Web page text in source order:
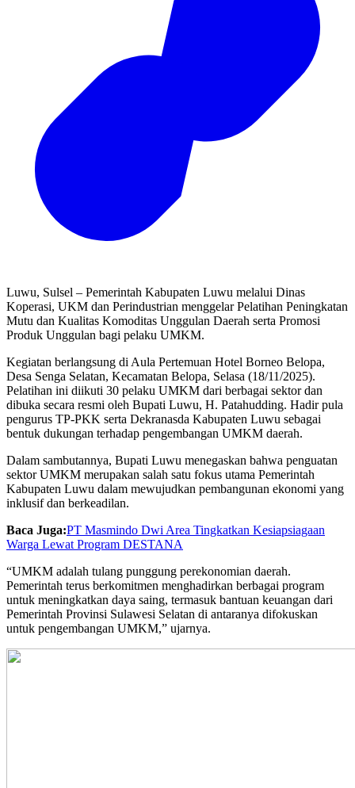
Luwu, Sulsel – Pemerintah Kabupaten Luwu melalui Dinas
Koperasi, UKM dan Perindustrian menggelar Pelatihan Peningkatan
Mutu dan Kualitas Komoditas Unggulan Daerah serta Promosi
Produk Unggulan bagi pelaku UMKM.
Kegiatan berlangsung di Aula Pertemuan Hotel Borneo Belopa,
Desa Senga Selatan, Kecamatan Belopa, Selasa (18/11/2025).
Pelatihan ini diikuti 30 pelaku UMKM dari berbagai sektor dan
dibuka secara resmi oleh Bupati Luwu, H. Patahudding. Hadir pula
pengurus TP-PKK serta Dekranasda Kabupaten Luwu sebagai
bentuk dukungan terhadap pengembangan UMKM daerah.
Dalam sambutannya, Bupati Luwu menegaskan bahwa penguatan
sektor UMKM merupakan salah satu fokus utama Pemerintah
Kabupaten Luwu dalam mewujudkan pembangunan ekonomi yang
inklusif dan berkeadilan.
Baca Juga:PT Masmindo Dwi Area Tingkatkan Kesiapsiagaan
Warga Lewat Program DESTANA
“UMKM adalah tulang punggung perekonomian daerah.
Pemerintah terus berkomitmen menghadirkan berbagai program
untuk meningkatkan daya saing, termasuk bantuan keuangan dari
Pemerintah Provinsi Sulawesi Selatan di antaranya difokuskan
untuk pengembangan UMKM,” ujarnya.